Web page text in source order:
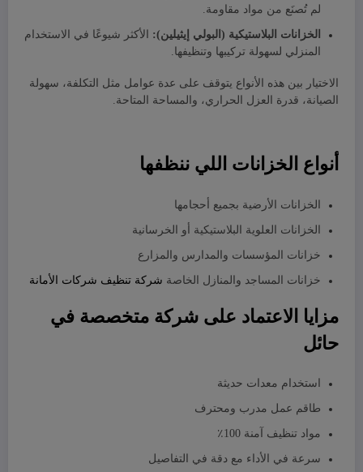
لم تُصنَع من مواد مقاومة.
الخزانات البلاستيكية (البولي إيثيلين): الأكثر شيوعًا في الاستخدام
المنزلي لسهولة تركيبها وتنظيفها.
الاختيار بين هذه الأنواع يتوقف على عدة عوامل مثل التكلفة، سهولة
الصيانة، قدرة العزل الحراري، والمساحة المتاحة.
أنواع الخزانات اللي ننظفها
الخزانات الأرضية بجميع أحجامها
الخزانات العلوية البلاستيكية أو الخرسانية
خزانات المؤسسات والمدارس والمزارع
خزانات المساجد والمنازل الخاصة شركة تنظيف شركات الأمانة
مزايا الاعتماد على شركة متخصصة في
حائل
استخدام معدات حديثة
طاقم عمل مدرب ومحترف
مواد تنظيف آمنة 100٪
سرعة في الأداء مع دقة في التفاصيل